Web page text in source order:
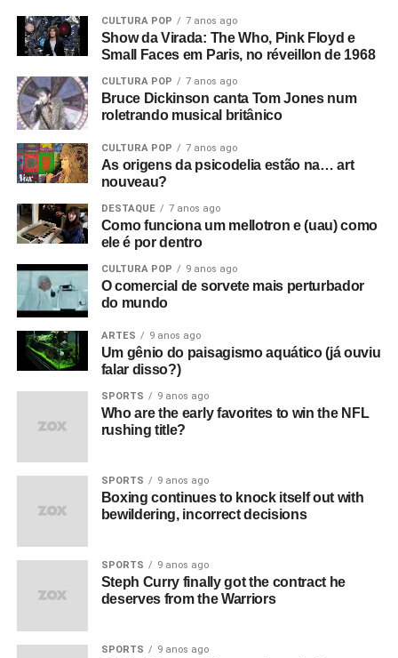
CULTURA POP 7 anos ago
Show da Virada: The Who, Pink Floyd e
Small Faces em Paris, no réveillon de 1968
CULTURA POP 7 anos ago
Bruce Dickinson canta Tom Jones num
roletrando musical britânico
CULTURA POP 7 anos ago
As origens da psicodelia estão na… art
nouveau?
DESTAQUE 7 anos ago
Como funciona um mellotron e (uau) como
ele é por dentro
CULTURA POP 9 anos ago
O comercial de sorvete mais perturbador
do mundo
ARTES 9 anos ago
Um gênio do paisagismo aquático (já ouviu
falar disso?)
SPORTS 9 anos ago
Who are the early favorites to win the NFL
rushing title?
SPORTS 9 anos ago
Boxing continues to knock itself out with
bewildering, incorrect decisions
SPORTS 9 anos ago
Steph Curry finally got the contract he
deserves from the Warriors
SPORTS 9 anos ago